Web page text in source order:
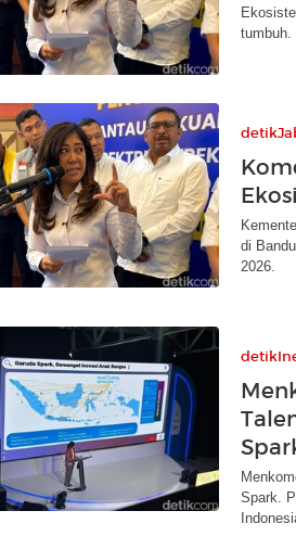
tumbuh.
di
2026.
Spark.